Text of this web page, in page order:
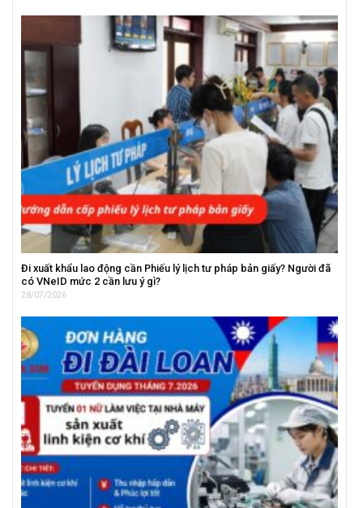
Đi xuất khẩu lao động cần Phiếu lý lịch tư pháp bản giấy? Người đã
có VNeID mức 2 cần lưu ý gì?
28/07/2026